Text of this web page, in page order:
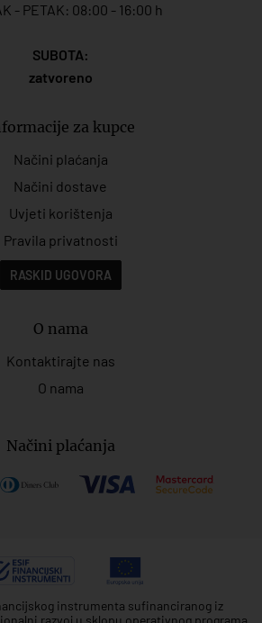
- PETAK: 08:00 - 16:00 h
SUBOTA:
zatvoreno
za kupce
Načini plaćanja
Načini dostave
Uvjeti korištenja
Pravila privatnosti
RASKID UGOVORA
O nama
Kontaktirajte nas
O nama
Načini plaćanja
instrumenta sufinanciranog iz